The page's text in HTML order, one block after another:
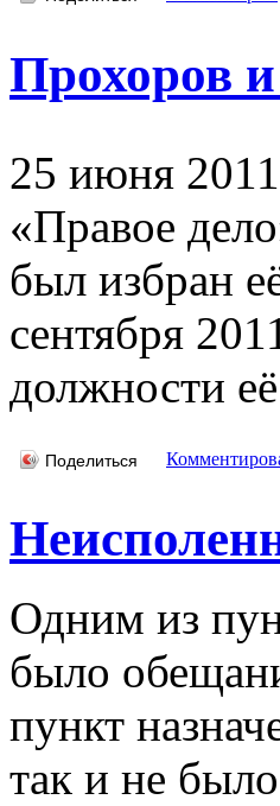
Прохоров
25 июня 2011
«Правое
был избран
сентября
должности
Поделиться
Одним из
было
пункт
так и не